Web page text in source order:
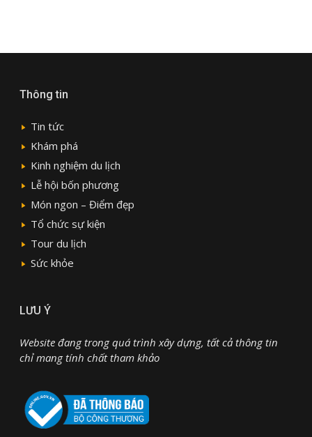
Thông tin
Tin tức
Khám phá
Kinh nghiệm du lịch
Lễ hội bốn phương
Món ngon – Điểm đẹp
Tổ chức sự kiện
Tour du lịch
Sức khỏe
LƯU Ý
Website đang trong quá trình xây dựng, tất cả thông tin
chỉ mang tính chất tham khảo